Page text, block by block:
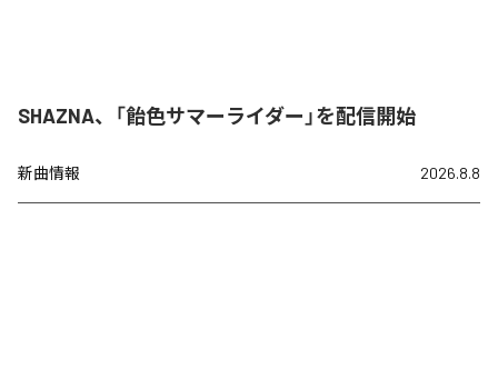
SHAZNA、「飴色サマーライダー」を配信開始
新曲情報 2026.8.8